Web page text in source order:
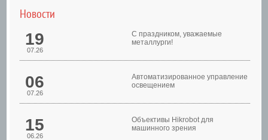
Шкафы управления
Новости
19
07.26
С праздником, уважаемые
металлурги!
06
07.26
Автоматизированное управление
освещением
15
06.26
Объективы Hikrobot для
машинного зрения